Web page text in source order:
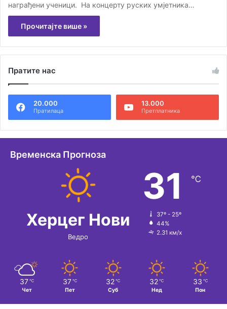
награђени ученици. На концерту руских умјетника…
Прочитајте више »
Пратите нас
20.000
Пратилаца
13.000
Претплатника
Временска Прогноза
Херцег Нови
Ведро
31 ℃
37º - 25º
44%
2.31 км/х
37 ℃
Чет
37 ℃
Пет
32 ℃
Суб
32 ℃
Нед
33 ℃
Пон